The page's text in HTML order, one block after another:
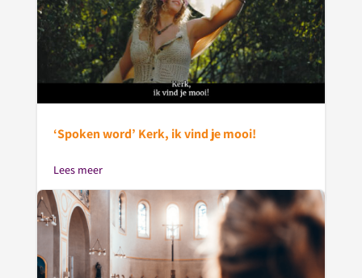
‘Spoken word’ Kerk, ik vind je mooi!
Lees meer